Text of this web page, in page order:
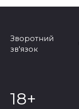
записах
Зворотний
зв'язок
18+